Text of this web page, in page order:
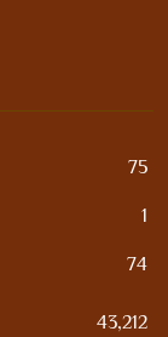
75
1
74
43,212